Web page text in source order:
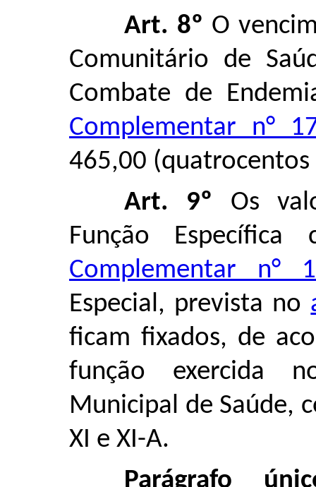
Art. 8º O
Comunitário de
Combate de
Complementar n°
465,00 (quatrocentos
Art. 9º Os
Função
Complementar n°
Especial, prevista no
ficam fixados, de
função exercida
Municipal de Saúde,
XI e XI-A.
Parágrafo